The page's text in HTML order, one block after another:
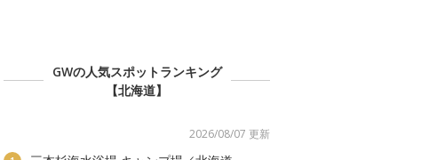
GWの人気スポットランキング
【北海道】
2026/08/07 更新